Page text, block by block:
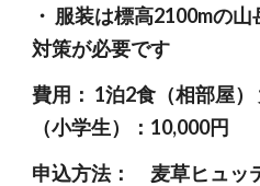
・ 服装は標高2100mの
対策が必要です
費用： 1泊2食（相部屋
（小学生）：10,000円
申込方法：      麦草ヒュッ